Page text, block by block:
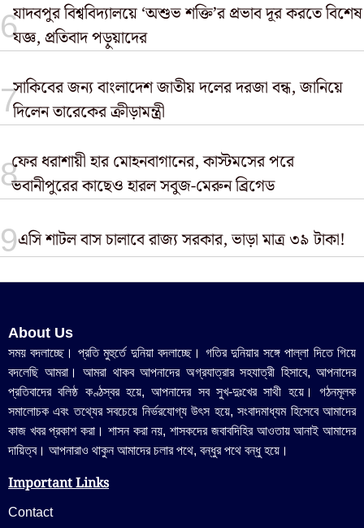
যাদবপুর বিশ্ববিদ্যালয়ে ‘অশুভ শক্তি’র প্রভাব দূর করতে বিশেষ
যজ্ঞ, প্রতিবাদ পড়ুয়াদের
সাকিবের জন্য বাংলাদেশ জাতীয় দলের দরজা বন্ধ, জানিয়ে
দিলেন তারেকের ক্রীড়ামন্ত্রী
ফের ধরাশায়ী হার মোহনবাগানের, কাস্টমসের পরে
ভবানীপুরের কাছেও হারল সবুজ-মেরুন ব্রিগেড
এসি শাটল বাস চালাবে রাজ্য সরকার, ভাড়া মাত্র ৩৯ টাকা!
About Us
সময় বদলাচ্ছে। প্রতি মুহুর্তে দুনিয়া বদলাচ্ছে। গতির দুনিয়ার সঙ্গে পাল্লা দিতে গিয়ে
বদলেছি আমরা। আমরা থাকব আপনাদের অগ্রযাত্রার সহযাত্রী হিসাবে, আপনাদের
প্রতিবাদের বলিষ্ঠ কণ্ঠস্বর হয়ে, আপনাদের সব সুখ-দুঃখের সাথী হয়ে। গঠনমূলক
সমালোচক এবং তথ্যের সবচেয়ে নির্ভরযোগ্য উ‍ৎস হয়ে, সংবাদমাধ্যম হিসেবে আমাদের
কাজ খবর প্রকাশ করা। শাসন করা নয়, শাসকদের জবাবদিহির আওতায় আনাই আমাদের
দায়িত্ব। আপনারাও থাকুন আমাদের চলার পথে, বন্ধুর পথে বন্ধু হয়ে।
Important Links
Contact